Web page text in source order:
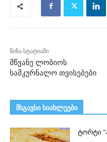
წინა სტატიაში
მწვანე ლობიოს
სამკურნალო თვისებები
მსგავსი სიახლეები
ტორტი